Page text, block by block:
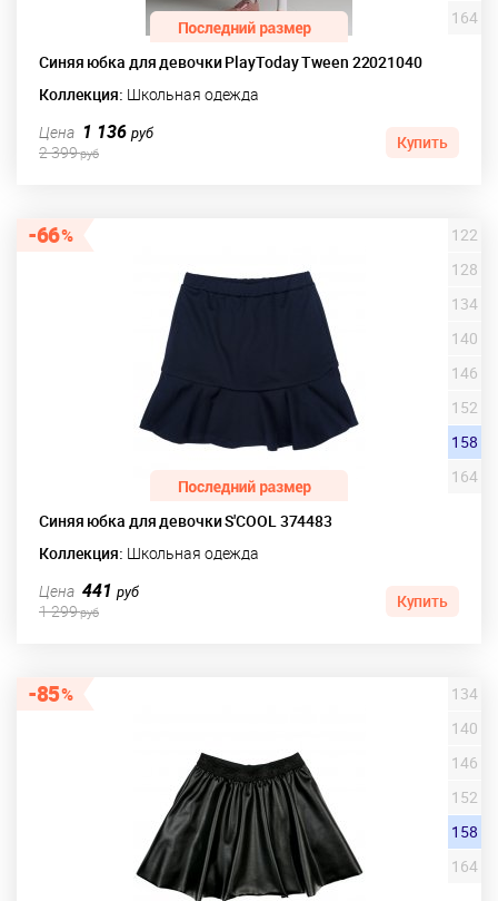
Синяя юбка для девочки PlayToday Tween 22021040
Коллекция: Школьная одежда
164
Цена 1 136 руб
2 399руб
Купить
66
Синяя юбка для девочки S'COOL 374483
Коллекция: Школьная одежда
122
128
134
140
146
152
158
164
Цена 441руб
1 299руб
Купить
85
134
140
146
152
158
164